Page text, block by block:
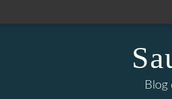
Blog